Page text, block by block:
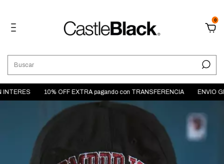
0
10% OFF EXTRA pagando con TRANSFERENCIA ENVIO